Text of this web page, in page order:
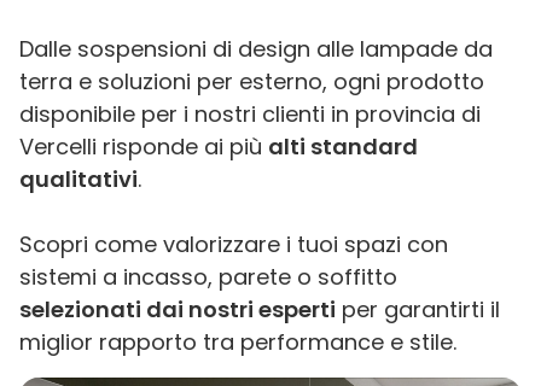
Dalle sospensioni di design alle lampade da
terra e soluzioni per esterno, ogni prodotto
disponibile per i nostri clienti in provincia di
Vercelli risponde ai più alti standard
qualitativi.
Scopri come valorizzare i tuoi spazi con
sistemi a incasso, parete o soffitto
selezionati dai nostri esperti per garantirti il
miglior rapporto tra performance e stile.